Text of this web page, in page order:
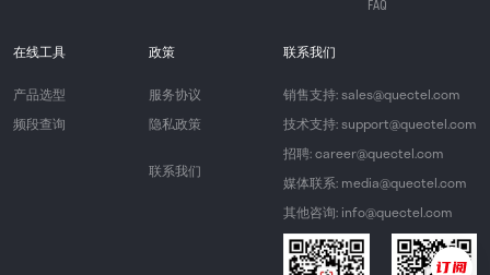
在线工具
产品选型
频段查询
政策
服务协议
隐私政策
联系我们
联系我们
销售支持: sales@quectel.com
技术支持: support@quectel.com
招聘: career@quectel.com
媒体联系: media@quectel.com
其他咨询: info@quectel.com